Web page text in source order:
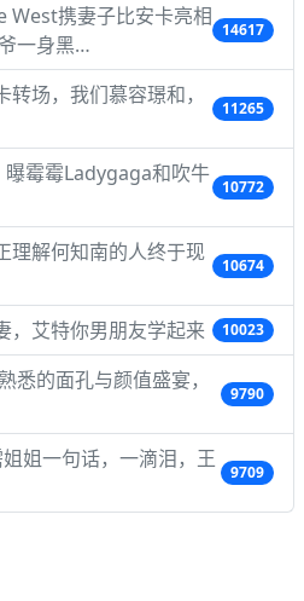
West携妻子比安卡亮相
一身黑…
14617
场，我们慕容璟和，
11265
霉霉Ladygaga和吹牛
10772
理解何知南的人终于现
10674
，艾特你男朋友学起来 10023
悉的面孔与颜值盛宴，
9790
姐一句话，一滴泪，王
9709